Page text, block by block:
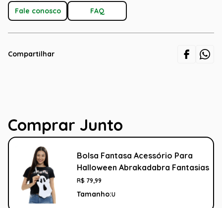
Fale conosco FAQ
Compartilhar
Comprar Junto
Bolsa Fantasa Acessório Para
Halloween Abrakadabra Fantasias
R$ 79,99
Tamanho:U